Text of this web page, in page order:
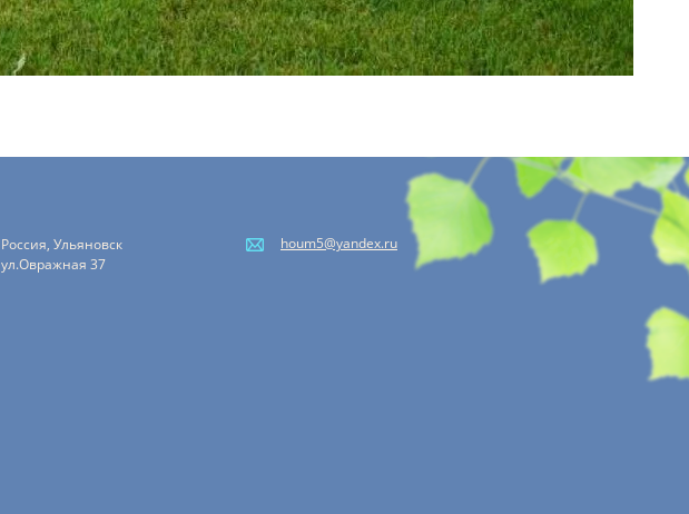
Россия, Ульяновск
ул.Овражная 37
houm5@yandex.ru